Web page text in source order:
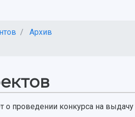
Архив
проведении конкурса на